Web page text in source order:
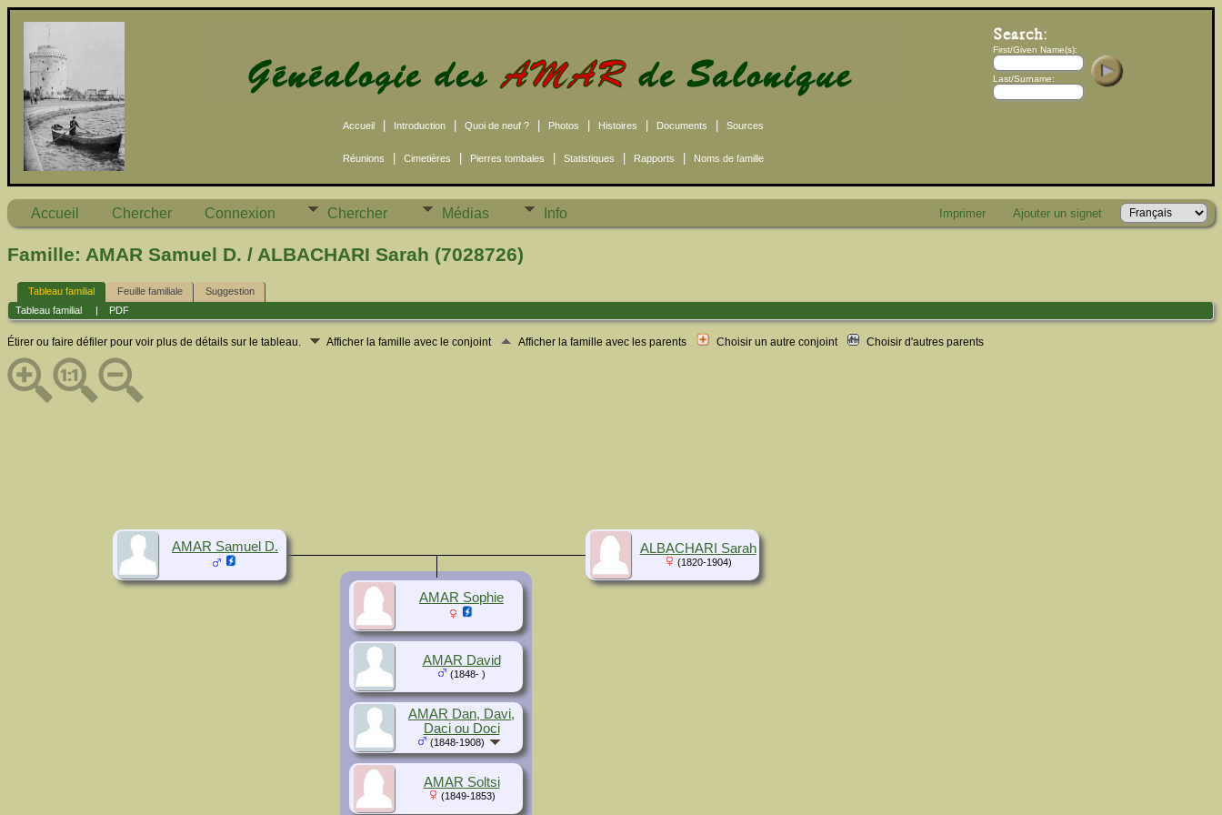
Accueil Introduction Quoi de neuf ? Photos Histoires Documents Sources
Réunions Cimetières Pierres tombales Statistiques Rapports Noms de famille
First/Given Name(s):
Last/Surname:
Accueil Chercher Connexion Chercher Médias Info Imprimer Ajouter un signet
Famille: AMAR Samuel D. / ALBACHARI Sarah (7028726)
Tableau familial Feuille familiale
Suggestion
Tableau familial
PDF
Étirer ou faire défiler pour voir plus de détails sur le tableau. Afficher la famille avec le conjoint Afficher la famille avec les parents Choisir un autre conjoint Choisir d'autres parents
AMAR Samuel D. ALBACHARI Sarah
(1820-1904)
AMAR Sophie
AMAR David
(1848- )
AMAR Dan, Davi,
Daci ou Doci
(1848-1908)
AMAR Soltsi
(1849-1853)